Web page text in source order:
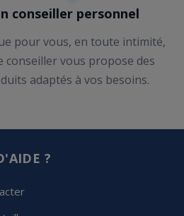
conseiller personnel
pour vous, en toute intimité,
conseiller vous propose des
adaptés à vos besoins.
?